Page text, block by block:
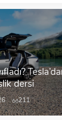
Tesla’dan
dersi
211